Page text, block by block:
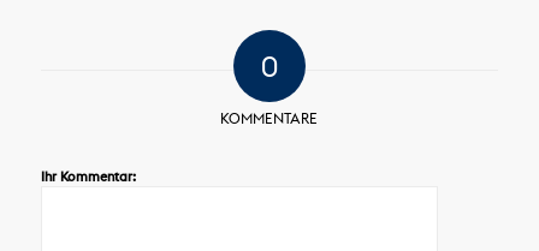
0
KOMMENTARE
Ihr Kommentar: